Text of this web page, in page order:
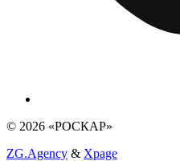
© 2026 «РОСКАР»
ZG.Agency & Xpage